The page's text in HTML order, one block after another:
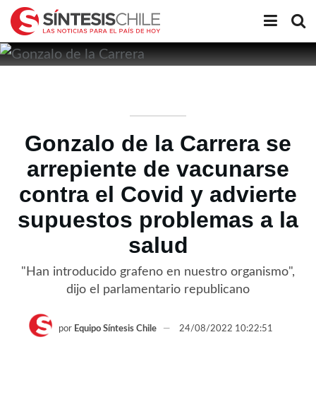
Gonzalo de la Carrera se
arrepiente de vacunarse
contra el Covid y advierte
supuestos problemas a la
salud
"Han introducido grafeno en nuestro organismo",
dijo el parlamentario republicano
por Equipo Síntesis Chile 24/08/2022 10:22:51